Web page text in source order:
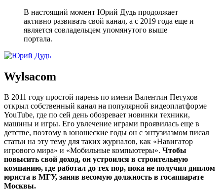
В настоящий момент Юрий Дудь продолжает
активно развивать свой канал, а с 2019 года еще и
является совладельцем упомянутого выше
портала.
Wylsacom
В 2011 году простой парень по имени Валентин Петухов
открыл собственный канал на популярной видеоплатформе
YouTube, где по сей день обозревает новинки техники,
машины и игры. Его увлечение играми проявилась еще в
детстве, поэтому в юношеские годы он с энтузиазмом писал
статьи на эту тему для таких журналов, как «Навигатор
игрового мира» и «Мобильные компьютеры». Чтобы
повысить свой доход, он устроился в строительную
компанию, где работал до тех пор, пока не получил диплом
юриста в МГУ, заняв весомую должность в госаппарате
Москвы.